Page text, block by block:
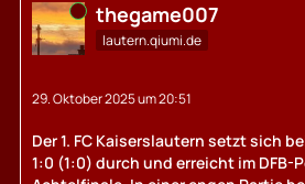
Online thegame007
lautern.qiumi.de
29. Oktober 2025 um 20:51
Der 1. FC Kaiserslautern setzt sich
1:0 (1:0) durch und erreicht im DFB-